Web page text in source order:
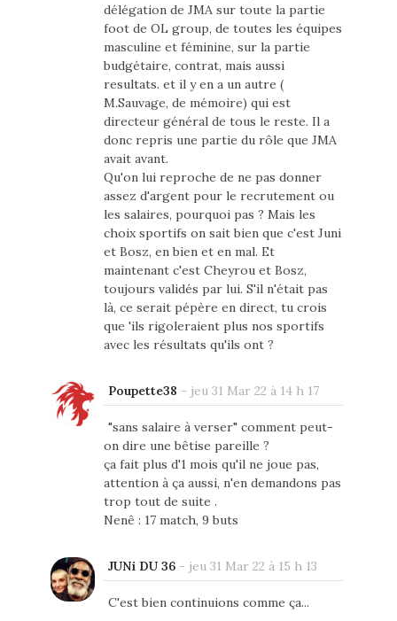
délégation de JMA sur toute la partie
foot de OL group, de toutes les équipes
masculine et féminine, sur la partie
budgétaire, contrat, mais aussi
resultats. et il y en a un autre (
M.Sauvage, de mémoire) qui est
directeur général de tous le reste. Il a
donc repris une partie du rôle que JMA
avait avant.
Qu'on lui reproche de ne pas donner
assez d'argent pour le recrutement ou
les salaires, pourquoi pas ? Mais les
choix sportifs on sait bien que c'est Juni
et Bosz, en bien et en mal. Et
maintenant c'est Cheyrou et Bosz,
toujours validés par lui. S'il n'était pas
là, ce serait pépère en direct, tu crois
que 'ils rigoleraient plus nos sportifs
avec les résultats qu'ils ont ?
Poupette38 - jeu 31 Mar 22 à 14 h 17
"sans salaire à verser" comment peut-
on dire une bêtise pareille ?
ça fait plus d'1 mois qu'il ne joue pas,
attention à ça aussi, n'en demandons pas
trop tout de suite .
Nenê : 17 match, 9 buts
JUNi DU 36- jeu 31 Mar 22 à 15 h 13
C'est bien continuions comme ça...